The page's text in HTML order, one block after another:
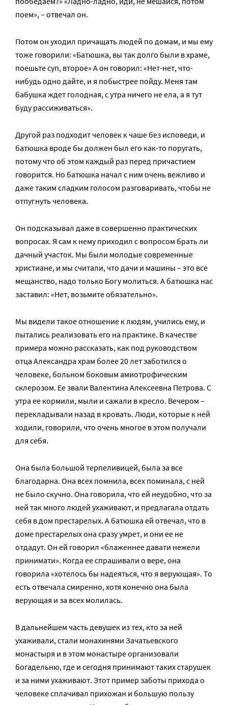
поем», – отвечал он.
Потом он уходил причащать людей по домам, и мы ему
тоже говорили: «Батюшка, вы так долго были в храме,
поешьте суп, второе» А он говорил: «Нет-нет, что-
нибудь одно дайте, и я побыстрее пойду. Меня там
бабушка ждет голодная, с утра ничего не ела, а я тут
буду рассиживаться».
Другой раз подходит человек к чаше без исповеди, и
батюшка вроде бы должен был его как-то поругать,
потому что об этом каждый раз перед причастием
говорится. Но батюшка начал с ним очень вежливо и
даже таким сладким голосом разговаривать, чтобы не
отпугнуть человека.
Он подсказывал даже в совершенно практических
вопросах. Я сам к нему приходил с вопросом брать ли
дачный участок. Мы были молодые современные
христиане, и мы считали, что дачи и машины – это все
мещанство, надо только Богу молиться. А батюшка нас
заставил: «Нет, возьмите обязательно».
Мы видели такое отношение к людям, учились ему, и
пытались реализовать его на практике. В качестве
примера можно рассказать, как под руководством
отца Александра храм более 20 лет заботился о
человеке, больном боковым амиотрофическим
склерозом. Ее звали Валентина Алексеевна Петрова. С
утра ее кормили, мыли и сажали в кресло. Вечером –
перекладывали назад в кровать. Люди, которые к ней
ходили, говорили, что очень многое в этом получали
для себя.
Она была большой терпеливицей, была за все
благодарна. Она всех помнила, всех поминала, с ней
не было скучно. Она говорила, что ей неудобно, что за
ней так много людей ухаживают, и предлагала отдать
себя в дом престарелых. А батюшка ей отвечал, что в
доме престарелых она сразу умрет, и они ее не
отдадут. Он ей говорил «блаженнее давати нежели
принимати». Когда ее спрашивали о вере, она
говорила «хотелось бы надеяться, что я верующая». То
есть отвечала смиренно, хотя конечно она была
верующая и за всех молилась.
В дальнейшем часть девушек из тех, кто за ней
ухаживали, стали монахинями Зачатьевского
монастыря и в этом монастыре организовали
богадельню, где и сегодня принимают таких старушек
и за ними ухаживают. Этот пример заботы прихода о
человеке сплачивал прихожан и большую пользу